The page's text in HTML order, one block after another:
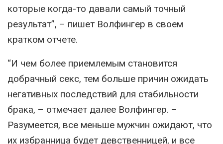
которые когда-то давали самый точный
результат”, – пишет Волфингер в своем
кратком отчете.
“И чем более приемлемым становится
добрачный секс, тем больше причин ожидать
негативных последствий для стабильности
брака, – отмечает далее Волфингер. –
Разумеется, все меньше мужчин ожидают, что
их избранница будет девственницей, и все